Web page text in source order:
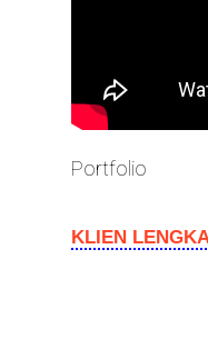
Portfolio
KLIEN